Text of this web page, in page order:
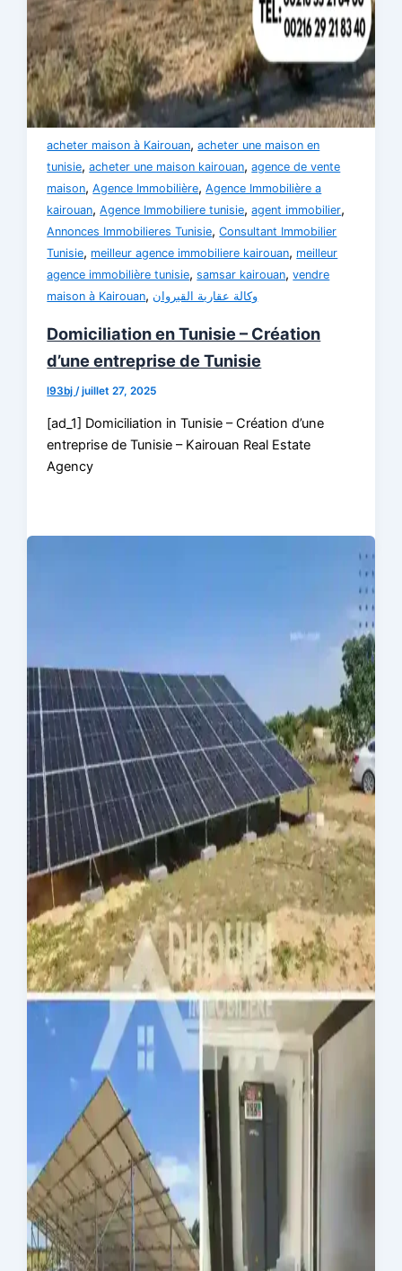
acheter maison à Kairouan,acheter une maison en
tunisie,acheter une maison kairouan,agence de vente
maison,Agence Immobilière,Agence Immobilière a
kairouan,Agence Immobiliere tunisie,agent immobilier,
Annonces Immobilieres Tunisie,Consultant Immobilier
Tunisie, meilleur agence immobiliere kairouan, meilleur
agence immobilière tunisie,samsar kairouan,vendre
maison à Kairouan, وكالة عقارية القيروان
Domiciliation en Tunisie – Création
d’une entreprise de Tunisie
l93bj/juillet 27, 2025
[ad_1] Domiciliation in Tunisie – Création d’une
entreprise de Tunisie – Kairouan Real Estate
Agency